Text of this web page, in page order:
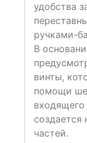
удобства
ручками-
В
винты,
помощи
создается
частей.